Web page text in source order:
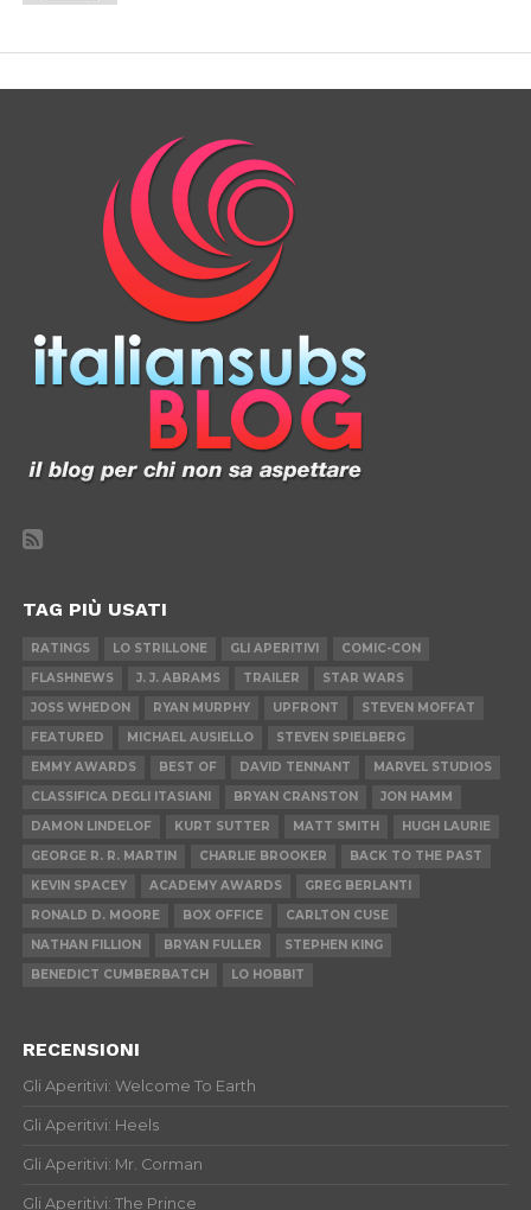
TAG PIÙ USATI
RATINGS LO STRILLONE GLI APERITIVI
COMIC-CON
FLASHNEWS
J. J. ABRAMS TRAILER
STAR WARS
JOSS WHEDON
RYAN MURPHY UPFRONT
STEVEN MOFFAT
FEATURED
MICHAEL AUSIELLO
STEVEN SPIELBERG
EMMY AWARDS
BEST OF DAVID TENNANT
MARVEL STUDIOS
CLASSIFICA DEGLI ITASIANI
BRYAN CRANSTON
JON HAMM
DAMON LINDELOF
KURT SUTTER MATT SMITH
HUGH LAURIE
GEORGE R. R. MARTIN
CHARLIE BROOKER
BACK TO THE PAST
KEVIN SPACEY
ACADEMY AWARDS
GREG BERLANTI
RONALD D. MOORE
BOX OFFICE
CARLTON CUSE
NATHAN FILLION
BRYAN FULLER
STEPHEN KING
BENEDICT CUMBERBATCH
LO HOBBIT
RECENSIONI
Gli Aperitivi: Welcome To Earth
Gli Aperitivi: Heels
Gli Aperitivi: Mr. Corman
Gli Aperitivi: The Prince